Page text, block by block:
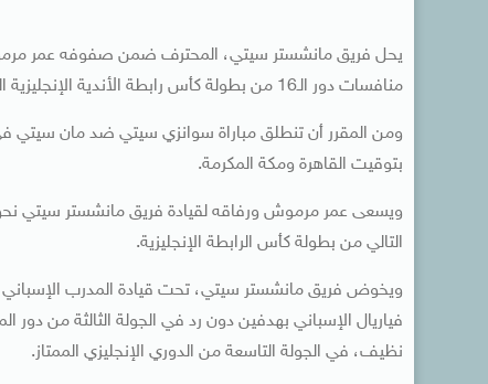
يحل فريق مانشستر سيتي، المحترف ضمن صفوفه عمر
منافسات دور الـ16 من بطولة كأس رابطة الأندية الإنجليزية المحترفة “كأس كاراباو” للموسم الحالي 2025 – 2026.
ومن المقرر أن تنطلق مباراة سوانزي سيتي ضد مان سيتي في
بتوقيت القاهرة ومكة المكرمة.
ويسعى عمر مرموش ورفاقه لقيادة فريق مانشستر سيتي نحو
التالي من بطولة كأس الرابطة الإنجليزية.
ويخوض فريق مانشستر سيتي، تحت قيادة المدرب الإسباني
فياريال الإسباني بهدفين دون رد في الجولة الثالثة من
نظيف، في الجولة التاسعة من الدوري الإنجليزي الممتاز.